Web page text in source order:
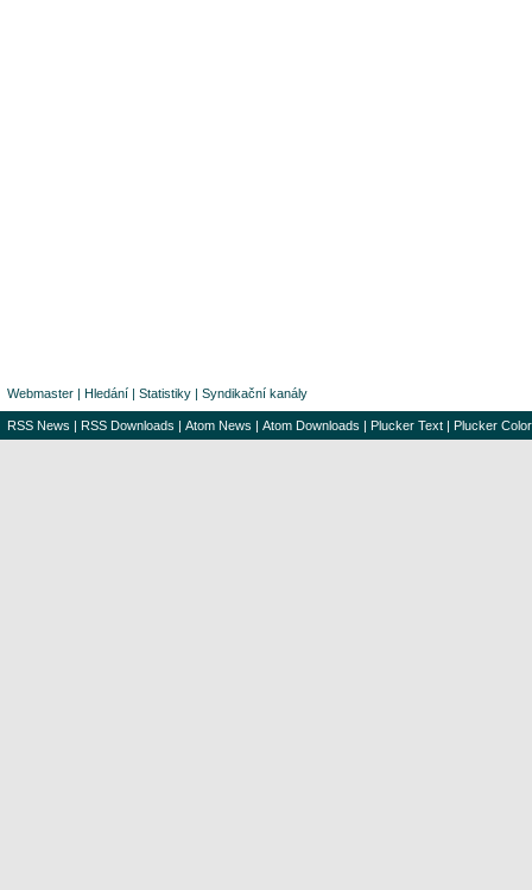
Webmaster | Hledání | Statistiky | Syndikační kanály
RSS News | RSS Downloads | Atom News | Atom Downloads | Plucker Text | Plucker Color